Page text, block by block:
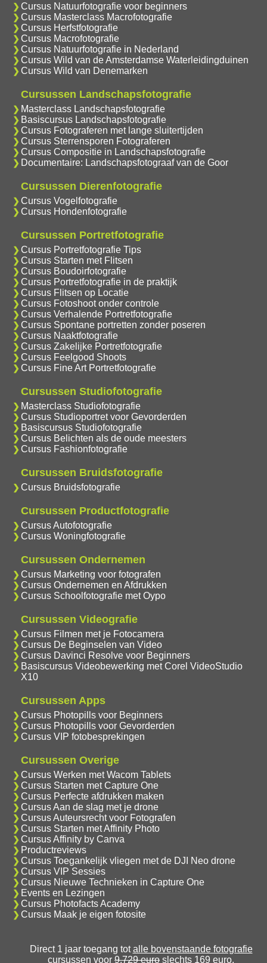
Cursus Natuurfotografie voor beginners
Cursus Masterclass Macrofotografie
Cursus Herfstfotografie
Cursus Macrofotografie
Cursus Natuurfotografie in Nederland
Cursus Wild van de Amsterdamse Waterleidingduinen
Cursus Wild van Denemarken
Cursussen Landschapsfotografie
Masterclass Landschapsfotografie
Basiscursus Landschapsfotografie
Cursus Fotograferen met lange sluitertijden
Cursus Sterrensporen Fotograferen
Cursus Compositie in Landschapsfotografie
Documentaire: Landschapsfotograaf van de Goor
Cursussen Dierenfotografie
Cursus Vogelfotografie
Cursus Hondenfotografie
Cursussen Portretfotografie
Cursus Portretfotografie Tips
Cursus Starten met Flitsen
Cursus Boudoirfotografie
Cursus Portretfotografie in de praktijk
Cursus Flitsen op Locatie
Cursus Fotoshoot onder controle
Cursus Verhalende Portretfotografie
Cursus Spontane portretten zonder poseren
Cursus Naaktfotografie
Cursus Zakelijke Portretfotografie
Cursus Feelgood Shoots
Cursus Fine Art Portretfotografie
Cursussen Studiofotografie
Masterclass Studiofotografie
Cursus Studioportret voor Gevorderden
Basiscursus Studiofotografie
Cursus Belichten als de oude meesters
Cursus Fashionfotografie
Cursussen Bruidsfotografie
Cursus Bruidsfotografie
Cursussen Productfotografie
Cursus Autofotografie
Cursus Woningfotografie
Cursussen Ondernemen
Cursus Marketing voor fotografen
Cursus Ondernemen en Afdrukken
Cursus Schoolfotografie met Oypo
Cursussen Videografie
Cursus Filmen met je Fotocamera
Cursus De Beginselen van Video
Cursus Davinci Resolve voor Beginners
Basiscursus Videobewerking met Corel VideoStudio
X10
Cursussen Apps
Cursus Photopills voor Beginners
Cursus Photopills voor Gevorderden
Cursus VIP fotobesprekingen
Cursussen Overige
Cursus Werken met Wacom Tablets
Cursus Starten met Capture One
Cursus Perfecte afdrukken maken
Cursus Aan de slag met je drone
Cursus Auteursrecht voor Fotografen
Cursus Starten met Affinity Photo
Cursus Affinity by Canva
Productreviews
Cursus Toegankelijk vliegen met de DJI Neo drone
Cursus VIP Sessies
Cursus Nieuwe Technieken in Capture One
Events en Lezingen
Cursus Photofacts Academy
Cursus Maak je eigen fotosite
Direct 1 jaar toegang totalle bovenstaande fotografie
cursussen voor 9.729 euro slechts 169 euro.